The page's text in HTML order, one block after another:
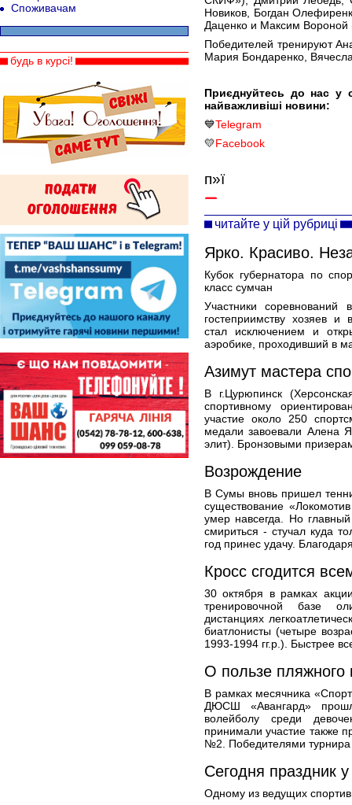
Новиков, Богдан
Даценко и Максим
Победителей тренируют
Мария Бондаренко,
Приєднуйтесь до нас у
найважливіші новини:
💙Telegram
💛Facebook
п»ї
читайте у цій рубриці
Ярко. Красиво.
Кубок губернатора по
класс сумчан
Участники
гостеприимству хозяев и
стал исключением и
аэробике, проходивший в
Азимут мастера
В г.Цурюпинск
спортивному
участие около 250
медали завоевали Алена
элит). Бронзовыми
Возрождение
В Сумы вновь пришел
существование
умер навсегда. Но
смириться - стучал куда
год принес удачу.
Кросс сгодится
30 октября в рамках
тренировочной базе
дистанциях
биатлонисты (четыре
1993-1994 гг.р.). Быстрее
О пользе пляжного
В рамках месячника
ДЮСШ «Авангард»
волейболу среди
принимали участие
№2. Победителями
Сегодня праздник
Одному из ведущих
Споживачам
будь в курсі!